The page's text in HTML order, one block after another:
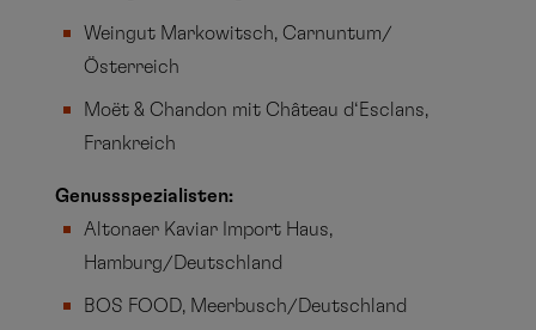
Weingut Markowitsch, Carnuntum/
Österreich
Moët & Chandon mit Château d‘Esclans,
Frankreich
Genussspezialisten:
Altonaer Kaviar Import Haus,
Hamburg/Deutschland
BOS FOOD, Meerbusch/Deutschland